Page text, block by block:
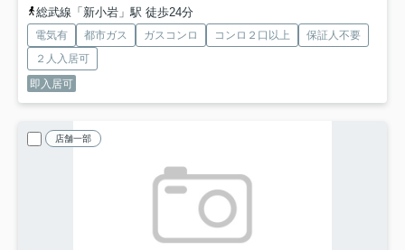
総武線「新小岩」駅 徒歩24分
電気有 都市ガス ガスコンロ コンロ２口以上
保証人不要
２人入居可
即入居可
店舗一部